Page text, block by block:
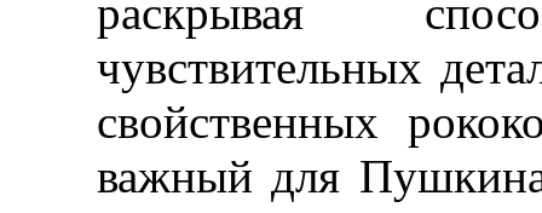
раскрывая
чувствительных
свойственных
важный для